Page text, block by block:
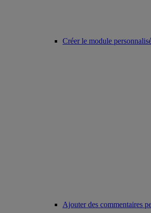
Créer le module
Ajouter des commentaires